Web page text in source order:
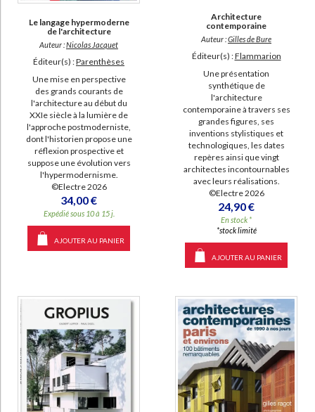
manquant (117)
a-paraitre (3)
Le langage hypermoderne
de l'architecture
Auteur :Nicolas Jacquet
Éditeur(s) :Parenthèses
Une mise en perspective
des grands courants de
l'architecture au début du
XXIe siècle à la lumière de
l'approche postmoderniste,
dont l'historien propose une
réflexion prospective et
suppose une évolution vers
l'hypermodernisme.
©Electre 2026
34,00 €
Expédié sous 10 à 15 j.
AJOUTER AU PANIER
Architecture
contemporaine
Auteur :Gilles de Bure
Éditeur(s) :Flammarion
Une présentation
synthétique de
l'architecture
contemporaine à travers ses
grandes figures, ses
inventions stylistiques et
technologiques, les dates
repères ainsi que vingt
architectes incontournables
avec leurs réalisations.
©Electre 2026
24,90 €
En stock *
*stock limité
AJOUTER AU PANIER